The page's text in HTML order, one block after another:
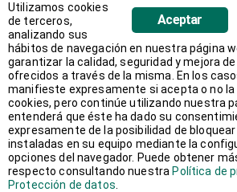
junio 2018(1)
mayo 2018(1)
abril 2018 (1)
marzo 2018(2)
febrero 2018(3)
Aceptar
Utilizamos cookies
de terceros,
analizando sus
hábitos de navegación en nuestra página
garantizar la calidad, seguridad y mejora
ofrecidos a través de la misma. En los
manifieste expresamente si acepta o no
cookies, pero continúe utilizando nuestra
entenderá que éste ha dado su
expresamente de la posibilidad de
instaladas en su equipo mediante la
opciones del navegador. Puede obtener
respecto consultando nuestra Política de
Protección de datos